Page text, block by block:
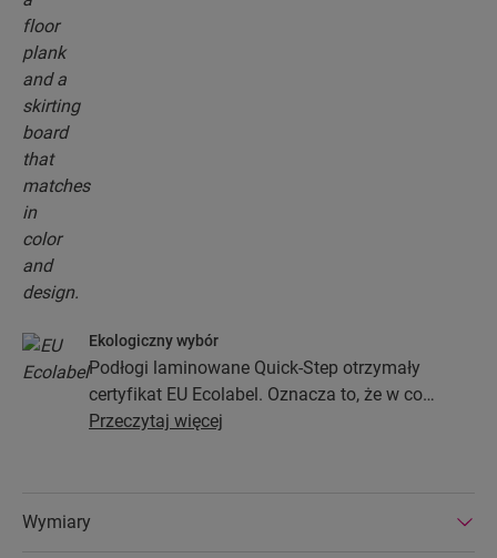
Ekologiczny wybór
Podłogi laminowane Quick-Step otrzymały
certyfikat EU Ecolabel. Oznacza to, że w co
najmniej 80% zostały wykonane z drewna
fabrykach. Podłogi laminowane Quick-Step
Przeczytaj więcej
Wymiary